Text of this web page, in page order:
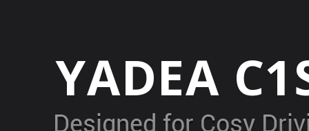
YADEA